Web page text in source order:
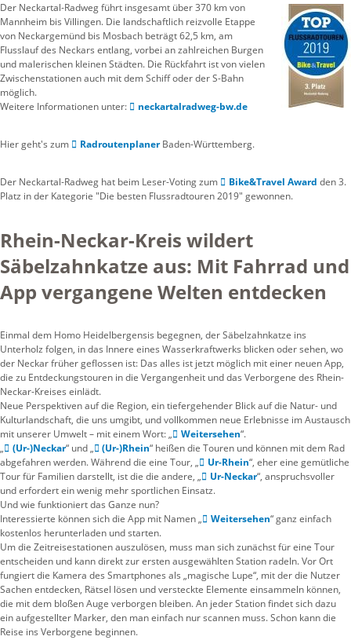
Der Neckartal-Radweg führt insgesamt über 370 km von
Mannheim bis Villingen. Die landschaftlich reizvolle Etappe
von Neckargemünd bis Mosbach beträgt 62,5 km, am
Flusslauf des Neckars entlang, vorbei an zahlreichen Burgen
und malerischen kleinen Städten. Die Rückfahrt ist von vielen
Zwischenstationen auch mit dem Schiff oder der S-Bahn
möglich.
Weitere Informationen unter:
neckartalradweg-bw.de
Hier geht's zum RadroutenplanerBaden-Württemberg.
Der Neckartal-Radweg hat beim Leser-Voting zum Bike&Travel Award den 3.
Platz in der Kategorie "Die besten Flussradtouren 2019" gewonnen.
Rhein-Neckar-Kreis wildert
Säbelzahnkatze aus: Mit Fahrrad und
App vergangene Welten entdecken
Einmal dem Homo Heidelbergensis begegnen, der Säbelzahnkatze ins
Unterholz folgen, in das Innere eines Wasserkraftwerks blicken oder sehen, wo
der Neckar früher geflossen ist: Das alles ist jetzt möglich mit einer neuen App,
die zu Entdeckungstouren in die Vergangenheit und das Verborgene des Rhein-
Neckar-Kreises einlädt.
Neue Perspektiven auf die Region, ein tiefergehender Blick auf die Natur- und
Kulturlandschaft, die uns umgibt, und vollkommen neue Erlebnisse im Austausch
mit unserer Umwelt – mit einem Wort: „
Weitersehen“.
„
(Ur-)Neckar“ und „ (Ur-)Rhein“ heißen die Touren und können mit dem Rad
abgefahren werden. Während die eine Tour, „
Ur-Rhein“, eher eine gemütliche
Tour für Familien darstellt, ist die die andere, „
Ur-Neckar“, anspruchsvoller
und erfordert ein wenig mehr sportlichen Einsatz.
Und wie funktioniert das Ganze nun?
Interessierte können sich die App mit Namen „
Weitersehen“ ganz einfach
kostenlos herunterladen und starten.
Um die Zeitreisestationen auszulösen, muss man sich zunächst für eine Tour
entscheiden und kann direkt zur ersten ausgewählten Station radeln. Vor Ort
fungiert die Kamera des Smartphones als „magische Lupe“, mit der die Nutzer
Sachen entdecken, Rätsel lösen und versteckte Elemente einsammeln können,
die mit dem bloßen Auge verborgen bleiben. An jeder Station findet sich dazu
ein aufgestellter Marker, den man einfach nur scannen muss. Schon kann die
Reise ins Verborgene beginnen.